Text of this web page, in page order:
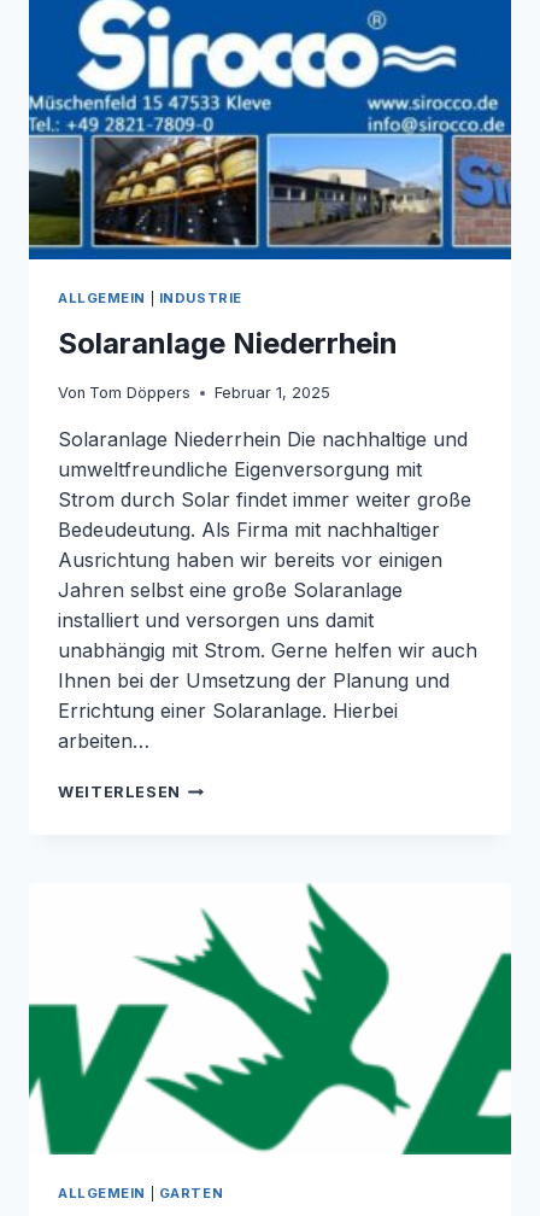
ALLGEMEIN INDUSTRIE
Solaranlage Niederrhein
Von Tom Döppers Februar 1, 2025
Solaranlage Niederrhein Die nachhaltige und
umweltfreundliche Eigenversorgung mit
Strom durch Solar findet immer weiter große
Bedeudeutung. Als Firma mit nachhaltiger
Ausrichtung haben wir bereits vor einigen
Jahren selbst eine große Solaranlage
installiert und versorgen uns damit
unabhängig mit Strom. Gerne helfen wir auch
Ihnen bei der Umsetzung der Planung und
Errichtung einer Solaranlage. Hierbei
arbeiten…
WEITERLESEN SOLARANLAGE
ALLGEMEIN GARTEN